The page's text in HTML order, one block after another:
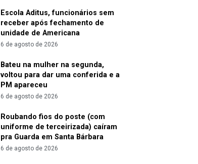
Escola Aditus, funcionários sem
receber após fechamento de
unidade de Americana
6 de agosto de 2026
Bateu na mulher na segunda,
voltou para dar uma conferida e a
PM apareceu
6 de agosto de 2026
Roubando fios do poste (com
uniforme de terceirizada) caíram
pra Guarda em Santa Bárbara
6 de agosto de 2026